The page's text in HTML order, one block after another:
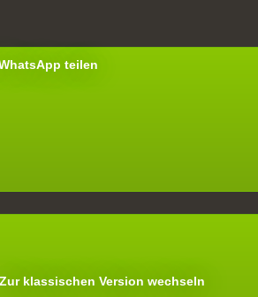
teilen
Zur klassischen Version wechseln